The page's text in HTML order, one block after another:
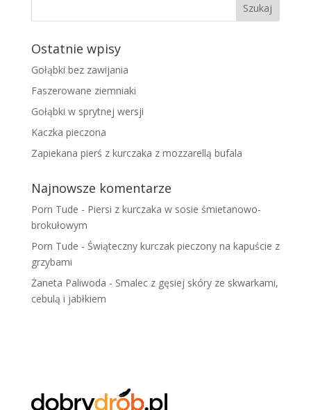
Ostatnie wpisy
Gołąbki bez zawijania
Faszerowane ziemniaki
Gołąbki w sprytnej wersji
Kaczka pieczona
Zapiekana pierś z kurczaka z mozzarellą bufala
Najnowsze komentarze
Porn Tude - Piersi z kurczaka w sosie śmietanowo-
brokułowym
Porn Tude - Świąteczny kurczak pieczony na kapuście z
grzybami
Żaneta Paliwoda - Smalec z gęsiej skóry ze skwarkami,
cebulą i jabłkiem